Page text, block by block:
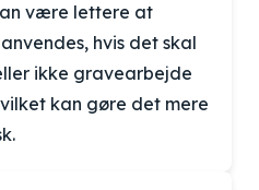
være lettere at
hvis det skal
ikke gravearbejde
kan gøre det mere